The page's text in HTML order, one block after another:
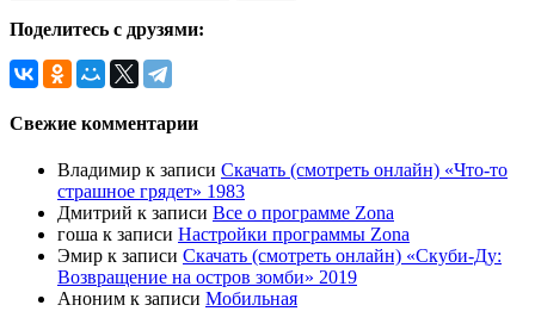
Поделитесь с друзями:
Свежие комментарии
Владимир к записи Скачать (смотреть онлайн) «Что-то
страшное грядет» 1983
Дмитрий к записи Все о программе Zona
гоша к записи Настройки программы Zona
Эмир к записи Скачать (смотреть онлайн) «Скуби-Ду:
Возвращение на остров зомби» 2019
Аноним к записи Мобильная